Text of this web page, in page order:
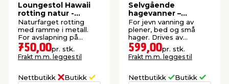
Loungestol Hawaii
rotting natur -
Sunlife®
Naturfarget rotting
med ramme i metall.
For avslapning på
terrassen, i hagen eller i
vinterhagen.
750,00pr. stk.
Frakt m.m. legges til
Nettbutikk Butikk
Selvgående
hagevanner –
Garden®
For jevn vanning av
plener, bed og små
hager. Drives av
vanntrykket fra
hageslangen.
599,00pr. stk.
Frakt m.m. legges til
Nettbutikk Butikk